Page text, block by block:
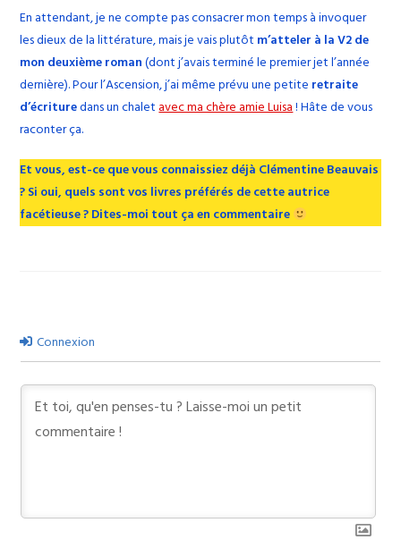
En attendant, je ne compte pas consacrer mon temps à invoquer
les dieux de la littérature, mais je vais plutôt m’atteler à la V2 de
mon deuxième roman (dont j’avais terminé le premier jet l’année
dernière). Pour l’Ascension, j’ai même prévu une petite retraite
d’écrituredans un chaletavec ma chère amie Luisa! Hâte de vous
raconter ça.
Et vous, est-ce que vous connaissiez déjà Clémentine Beauvais
? Si oui, quels sont vos livres préférés de cette autrice
facétieuse ? Dites-moi tout ça en commentaire
Connexion